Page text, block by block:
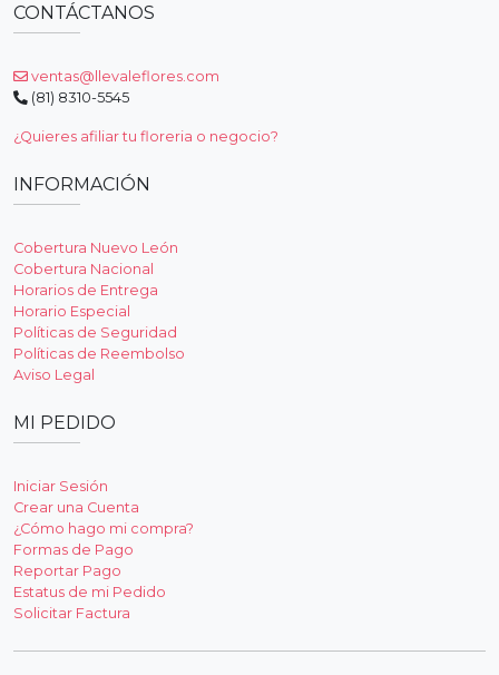
CONTÁCTANOS
ventas@llevaleflores.com
(81) 8310-5545
¿Quieres afiliar tu floreria o negocio?
INFORMACIÓN
Cobertura Nuevo León
Cobertura Nacional
Horarios de Entrega
Horario Especial
Políticas de Seguridad
Políticas de Reembolso
Aviso Legal
MI PEDIDO
Iniciar Sesión
Crear una Cuenta
¿Cómo hago mi compra?
Formas de Pago
Reportar Pago
Estatus de mi Pedido
Solicitar Factura